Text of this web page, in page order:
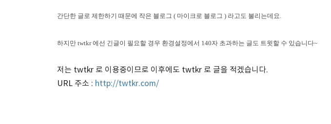
간단한 글로 제한하기 때문에 작은 블로그 ( 마이크로 블로그 ) 라고도 불리는데요.
하지만 twtkr 에선 긴글이 필요할 경우 환경설정에서 140자 초과하는 글도 트윗할 수 있습니다~
저는 twtkr 로 이용중이므로 이후에도 twtkr 로 글을 적겠습니다.
URL 주소 : http://twtkr.com/